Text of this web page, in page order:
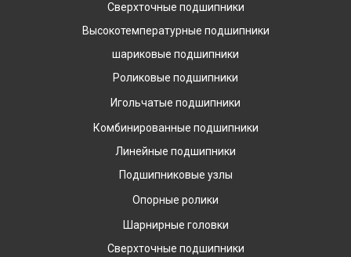
Сверхточные подшипники
Высокотемпературные подшипники
шариковые подшипники
Роликовые подшипники
Игольчатые подшипники
Комбинированные подшипники
Линейные подшипники
Подшипниковые узлы
Опорные ролики
Шарнирные головки
Сверхточные подшипники